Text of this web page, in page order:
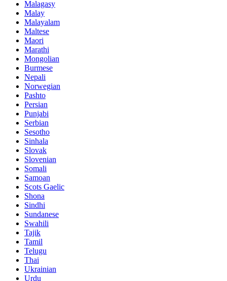
Malagasy
Malay
Malayalam
Maltese
Maori
Marathi
Mongolian
Burmese
Nepali
Norwegian
Pashto
Persian
Punjabi
Serbian
Sesotho
Sinhala
Slovak
Slovenian
Somali
Samoan
Scots Gaelic
Shona
Sindhi
Sundanese
Swahili
Tajik
Tamil
Telugu
Thai
Ukrainian
Urdu